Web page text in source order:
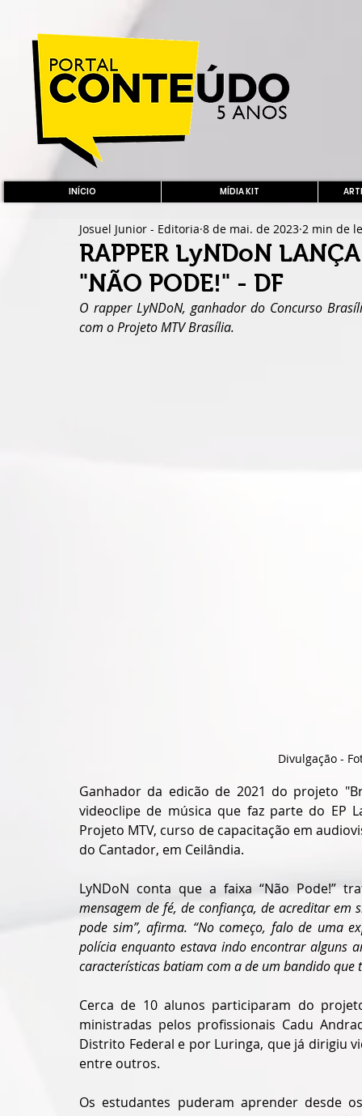
INÍCIO MÍDIA KIT
RAPPER LyNDoN
"NÃO PODE!" - DF
Josuel Junior - Editoria 8 de mai. de 2023 2 min de
O rapper LyNDoN, ganhador do Concurso
com o Projeto MTV Brasília.
Divulgação -
Ganhador da edicão de 2021 do projeto
videoclipe de música que faz parte do EP
Projeto MTV, curso de capacitação em
do Cantador, em Ceilândia.
LyNDoN conta que a faixa “Não Pode!”
mensagem de fé, de confiança, de acreditar em
pode sim”, afirma. “No começo, falo de uma
polícia enquanto estava indo encontrar alguns
características batiam com a de um bandido que
Cerca de 10 alunos participaram do
ministradas pelos profissionais Cadu
Distrito Federal e por Luringa, que já dirigiu
entre outros.
Os estudantes puderam aprender desde